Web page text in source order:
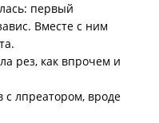
первый
Вместе с ним
рез, как впрочем и
с лпреатором, вроде